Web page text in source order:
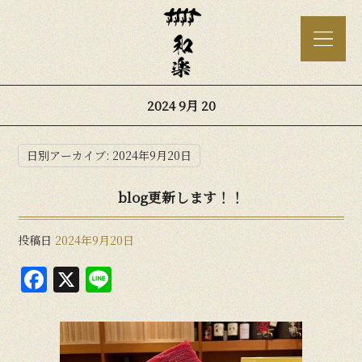
2024 9月 20
日別アーカイブ: 2024年9月20日
blog更新します！！
投稿日 2024年9月20日
F
a
c
X
e